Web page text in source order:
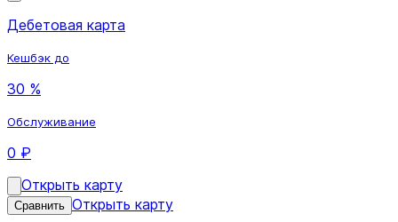
Дебетовая карта
Кешбэк до
30 %
Обслуживание
0 ₽
Открыть карту
Сравнить Открыть карту